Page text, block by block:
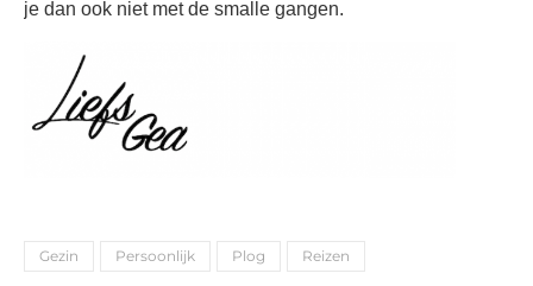
je dan ook niet met de smalle gangen.
Gezin Persoonlijk Plog Reizen